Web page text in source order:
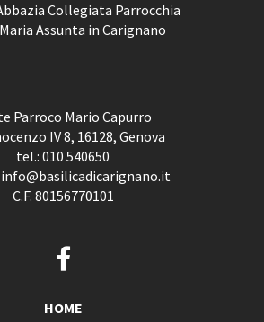
Collegiata Parrocchia
Assunta in Carignano
Parroco Mario Capurro
IV 8, 16128, Genova
tel.: 010 540650
info@basilicadicarignano.it
C.F. 80156770101
HOME